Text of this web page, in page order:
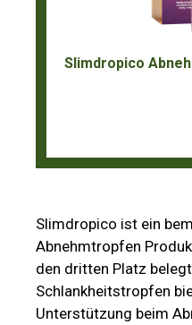
Slimdropico
Slimdropico ist ein
Abnehmtropfen
den dritten Platz
Schlankheitstropfen
Unterstützung beim